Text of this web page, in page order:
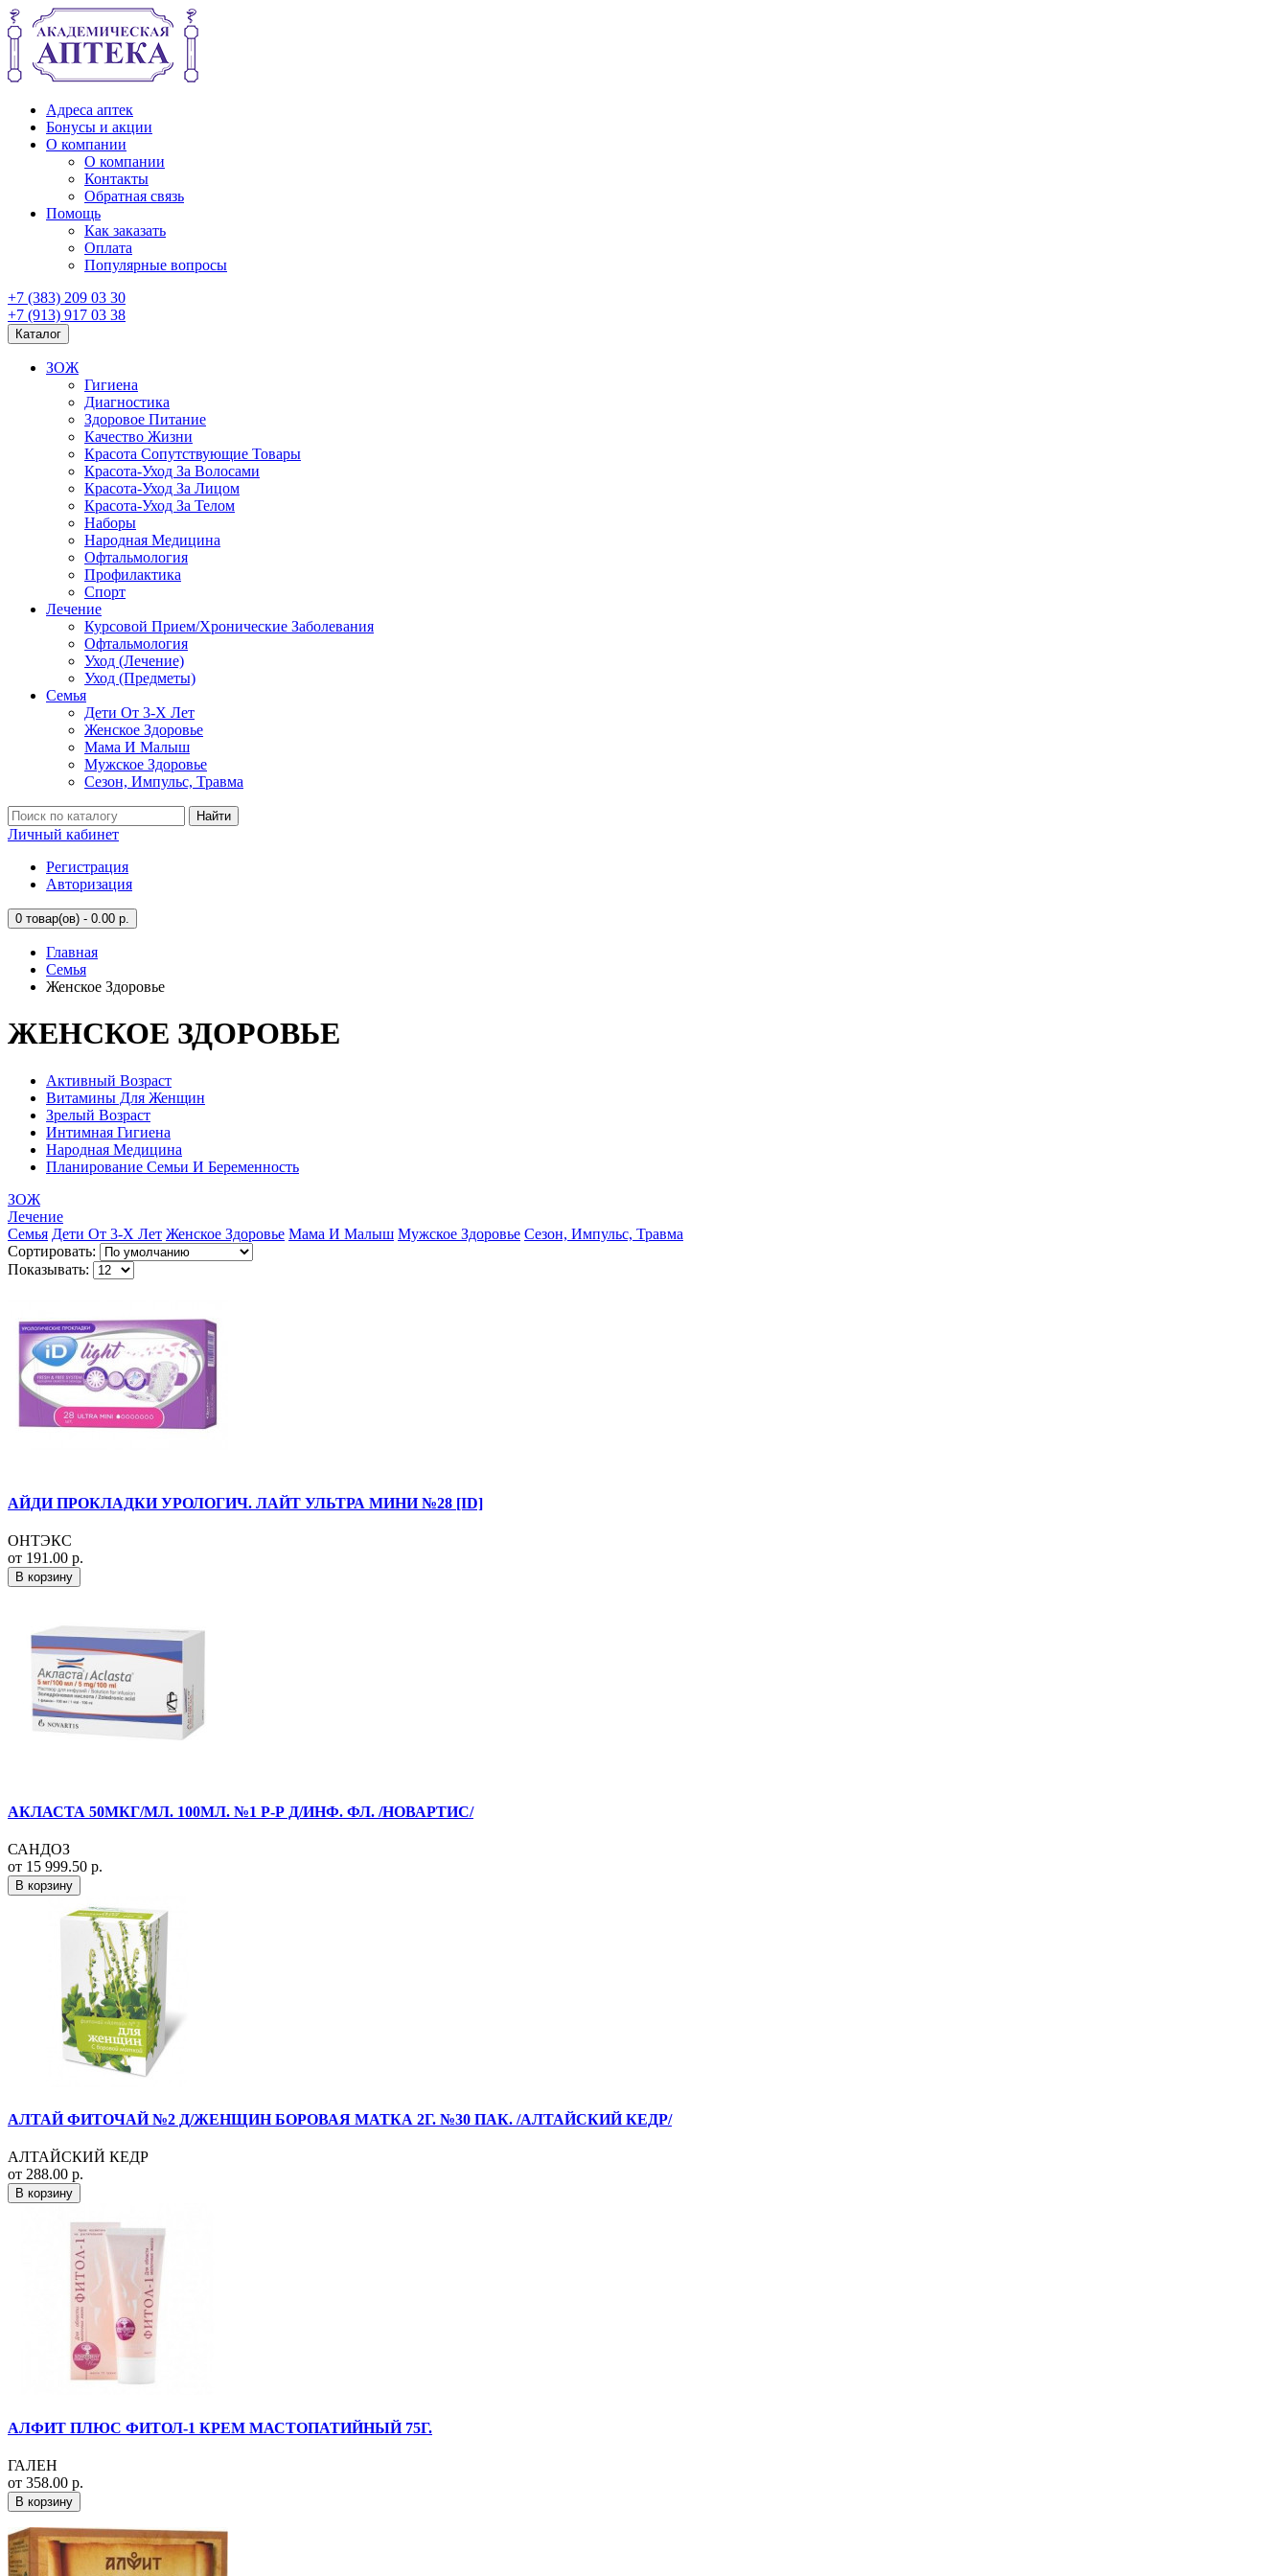
Адреса аптек
Бонусы и акции
О компании
О компании
Контакты
Обратная связь
Помощь
Как заказать
Оплата
Популярные вопросы
+7 (383) 209 03 30
+7 (913) 917 03 38
Каталог
ЗОЖ
Гигиена
Диагностика
Здоровое Питание
Качество Жизни
Красота Сопутствующие Товары
Красота-Уход За Волосами
Красота-Уход За Лицом
Красота-Уход За Телом
Наборы
Народная Медицина
Офтальмология
Профилактика
Спорт
Лечение
Курсовой Прием/Хронические Заболевания
Офтальмология
Уход (Лечение)
Уход (Предметы)
Семья
Дети От 3-Х Лет
Женское Здоровье
Мама И Малыш
Мужское Здоровье
Сезон, Импульс, Травма
Найти
Личный кабинет
Регистрация
Авторизация
0 товар(ов) - 0.00 р.
Главная
Семья
Женское Здоровье
ЖЕНСКОЕ ЗДОРОВЬЕ
Активный Возраст
Витамины Для Женщин
Зрелый Возраст
Интимная Гигиена
Народная Медицина
Планирование Семьи И Беременность
ЗОЖ
Лечение
Семья Дети От 3-Х Лет Женское Здоровье Мама И Малыш Мужское Здоровье Сезон, Импульс, Травма
Сортировать:
Показывать:
АЙДИ ПРОКЛАДКИ УРОЛОГИЧ. ЛАЙТ УЛЬТРА МИНИ №28 [ID]
ОНТЭКС
от 191.00 р.
В корзину
АКЛАСТА 50МКГ/МЛ. 100МЛ. №1 Р-Р Д/ИНФ. ФЛ. /НОВАРТИС/
САНДОЗ
от 15 999.50 р.
В корзину
АЛТАЙ ФИТОЧАЙ №2 Д/ЖЕНЩИН БОРОВАЯ МАТКА 2Г. №30 ПАК. /АЛТАЙСКИЙ КЕДР/
АЛТАЙСКИЙ КЕДР
от 288.00 р.
В корзину
АЛФИТ ПЛЮС ФИТОЛ-1 КРЕМ МАСТОПАТИЙНЫЙ 75Г.
ГАЛЕН
от 358.00 р.
В корзину